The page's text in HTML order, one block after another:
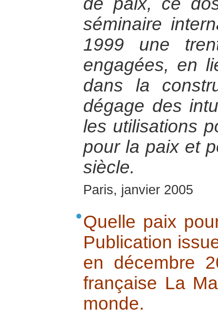
séminaire
1999 une
engagées, en
dans la
dégage des
les utilisations
pour la paix et
siècle.
Paris, janvier 2005
Quelle paix
Publication
en décembre
française La
monde.